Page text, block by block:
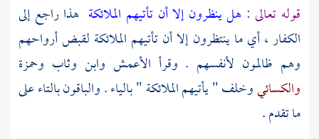
قوله تعالى : هل ينظرون إلا أن تأتيهم الملائكة هذا راجع إلى
الكفار ، أي ما ينتظرون إلا أن تأتيهم الملائكة لقبض أرواحهم
وهم ظالمون لأنفسهم . وقرأ الأعمش وابن وثاب وحمزة
والكسائيوخلف" يأتيهم الملائكة " بالياء . والباقون بالتاء على
ما تقدم .